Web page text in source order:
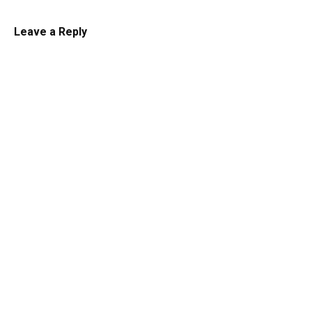
Leave a Reply